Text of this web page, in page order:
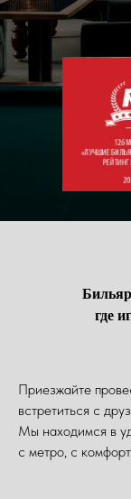
где
Приезжайте
встретиться с
Мы находимся в
с метро, с